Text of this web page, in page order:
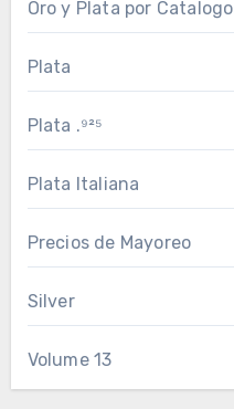
Oro y Plata por Catalogo
Plata
Plata .⁹²⁵
Plata Italiana
Precios de Mayoreo
Silver
Volume 13